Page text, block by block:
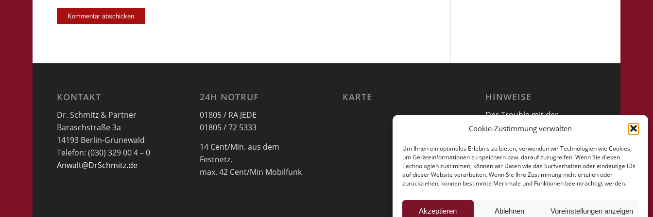
Cookie-Zustimmung verwalten
Um Ihnen ein optimales Erlebnis zu bieten, verwenden wir Technologien wie Cookies,
um Geräteinformationen zu speichern bzw. darauf zuzugreifen. Wenn Sie diesen
Technologien zustimmen, können wir Daten wie das Surfverhalten oder eindeutige IDs
auf dieser Website verarbeiten. Wenn Sie Ihre Zustimmung nicht erteilen oder
zurückziehen, können bestimmte Merkmale und Funktionen beeinträchtigt werden.
Akzeptieren Ablehnen Voreinstellungen anzeigen
KONTAKT
Dr. Schmitz & Partner
Baraschstraße 3a
14193 Berlin-Grunewald
Telefon: (030) 329 00 4 – 0
Anwalt@DrSchmitz.de
24H NOTRUF
01805 / RA JEDE
01805 / 72 5333
14 Cent/Min. aus dem
Festnetz,
max. 42 Cent/Min Mobilfunk
KARTE HINWEISE
Der Trouble mit der
Vollmacht